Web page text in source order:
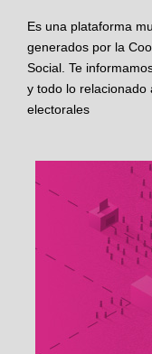
Es una plataforma
generados por la
Social. Te
y todo lo relacionado
electorales